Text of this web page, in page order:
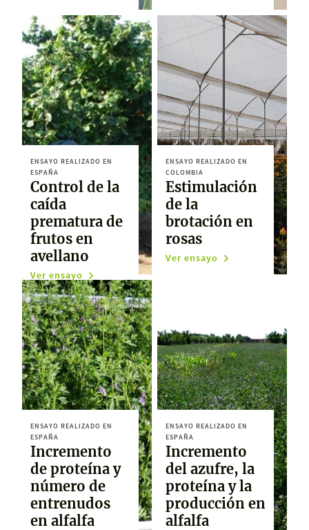
ENSAYO REALIZADO EN
ESPAÑA
Control de la
caída
prematura de
frutos en
avellano
Ver ensayo
ENSAYO REALIZADO EN
COLOMBIA
Estimulación
de la
brotación en
rosas
Ver ensayo
ENSAYO REALIZADO EN
ESPAÑA
Incremento
de proteína y
número de
entrenudos
en alfalfa
ENSAYO REALIZADO EN
ESPAÑA
Incremento
del azufre, la
proteína y la
producción en
alfalfa